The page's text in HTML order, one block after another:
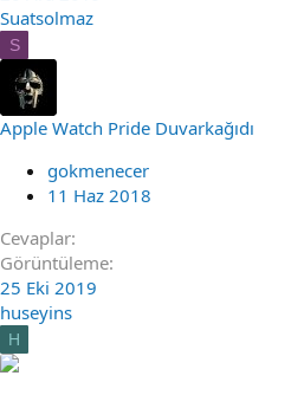
Suatsolmaz
S
Apple Watch Pride Duvarkağıdı
gokmenecer
11 Haz 2018
Cevaplar
Görüntüleme
25 Eki 2019
huseyins
H